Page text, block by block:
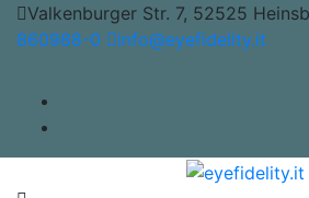
Valkenburger Str. 7, 52525
860988-0
info@eyefidelity.it